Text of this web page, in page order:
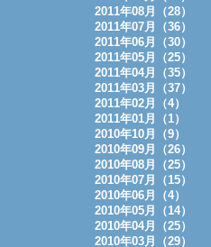
2011年08月（28）
2011年07月（36）
2011年06月（30）
2011年05月（25）
2011年04月（35）
2011年03月（37）
2011年02月（4）
2011年01月（1）
2010年10月（9）
2010年09月（26）
2010年08月（25）
2010年07月（15）
2010年06月（4）
2010年05月（14）
2010年04月（25）
2010年03月（29）